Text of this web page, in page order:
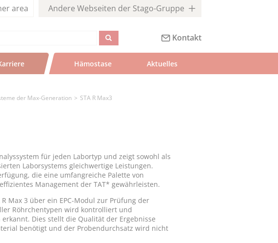
area Andere Webseiten der Stago-Gruppe
Kontakt
Hämostase Aktuelles
der Max-Generation STA R Max3
für jeden Labortyp und zeigt sowohl als
Laborsystems gleichwertige Leistungen.
die eine umfangreiche Palette von
Management der TAT* gewährleisten.
Max 3 über ein EPC-Modul zur Prüfung der
Röhrchentypen wird kontrolliert und
Dies stellt die Qualität der Ergebnisse
benötigt und der Probendurchsatz wird nicht